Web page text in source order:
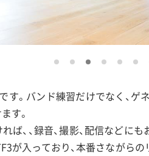
す。バンド練習だけでなく、
す。
ば、、録音、撮影、配信などに
が入っており、本番さながら